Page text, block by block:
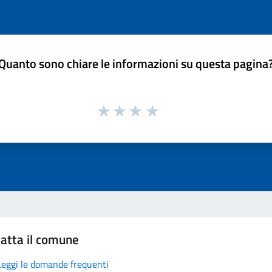
sono chiare le informazioni su questa
il comune
le domande frequenti